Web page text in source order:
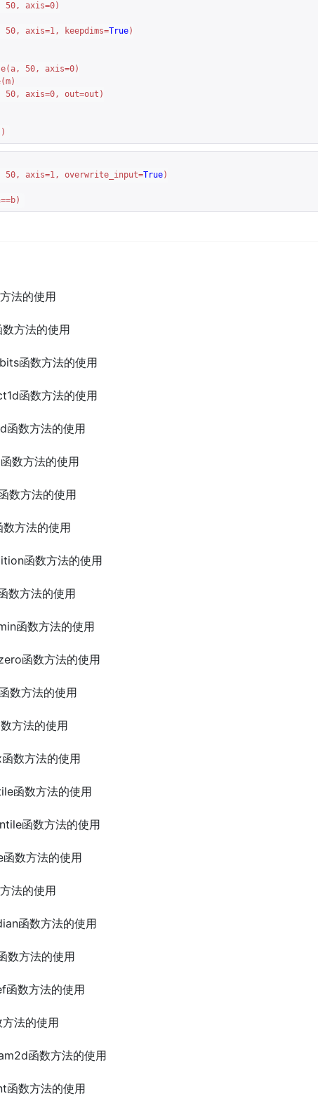
50, axis=0)
50, axis=1, keepdims=True)
50, axis=0
50, axis=0, out=out)
50, axis=1, overwrite_input=True)
法的使用
方法的使用
函数方法的使用
函数方法的使用
数方法的使用
数方法的使用
数方法的使用
方法的使用
函数方法的使用
数方法的使用
函数方法的使用
函数方法的使用
数方法的使用
方法的使用
数方法的使用
函数方法的使用
函数方法的使用
数方法的使用
法的使用
函数方法的使用
数方法的使用
数方法的使用
法的使用
函数方法的使用
数方法的使用